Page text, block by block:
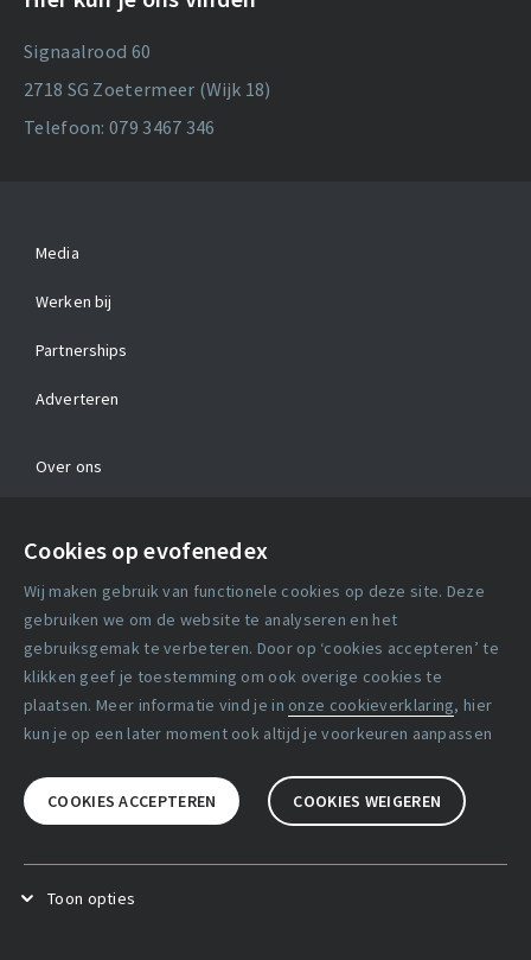
Cookies op evofenedex
Wij maken gebruik van functionele cookies op deze site. Deze
gebruiken we om de website te analyseren en het
gebruiksgemak te verbeteren. Door op ‘cookies accepteren’ te
klikken geef je toestemming om ook overige cookies te
plaatsen. Meer informatie vind je in onze cookieverklaring, hier
kun je op een later moment ook altijd je voorkeuren aanpassen
COOKIES ACCEPTEREN COOKIES WEIGEREN
Toon opties
Signaalrood 60
2718 SG Zoetermeer (Wijk 18)
Telefoon: 079 3467 346
Media
Werken bij
Partnerships
Adverteren
Over ons
Algemene voorwaarden
Cookie verklaring
Copyright statement
Lidmaatschapsvoorwaarden
Disclaimer
Privacy verklaring